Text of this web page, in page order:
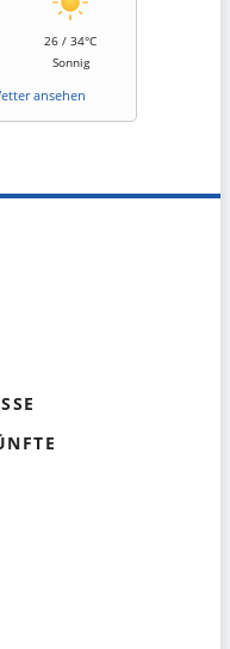
26 / 34°C
Sonnig
ansehen